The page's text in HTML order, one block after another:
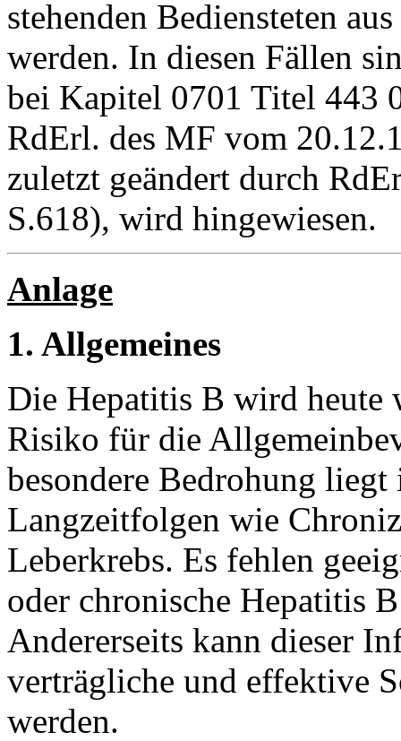
stehenden Bediensteten
werden. In diesen Fällen
bei Kapitel 0701 Titel 443
RdErl. des MF vom
zuletzt geändert durch
S.618), wird hingewiesen.
Anlage
1. Allgemeines
Die Hepatitis B wird heute
Risiko für die
besondere Bedrohung
Langzeitfolgen wie
Leberkrebs. Es fehlen
oder chronische Hepatitis
Andererseits kann dieser
verträgliche und effektive
werden.